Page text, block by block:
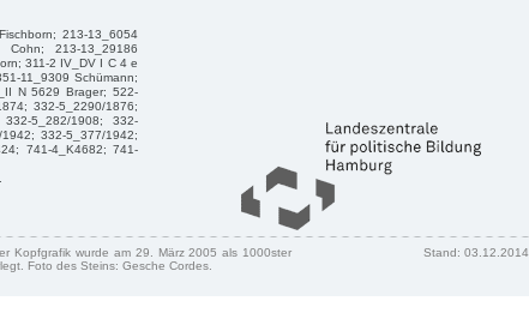
213-13_6054
Cohn; 213-13_29186
311-2 IV_DV I C 4 e
11_9309 Schümann;
N 5629 Brager; 522-
332-5_2290/1876;
5_282/1908; 332-
332-5_377/1942;
741-4_K4682; 741-
Kopfgrafik wurde am 29. März 2005 als 1000ster
Foto des Steins: Gesche Cordes.
Stand: 03.12.2014